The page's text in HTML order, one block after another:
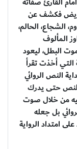
فكشف عن
الشجاع، الحالم،
المألوف
البطل، ليعود
أخذت تقرأ
النص الروائي
النص حتى يدرك
من خلال صوت
بل جعله
امتداد الرواية